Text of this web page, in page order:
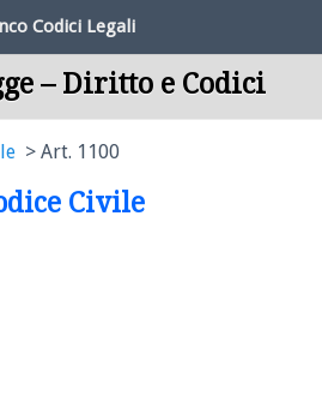
Codici Legali
– Diritto e Codici
Art. 1100
Civile